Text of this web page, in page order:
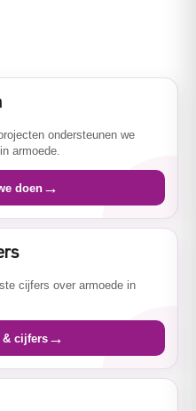
ondersteunen we
armoede.
doen→
cijfers over armoede in
cijfers→